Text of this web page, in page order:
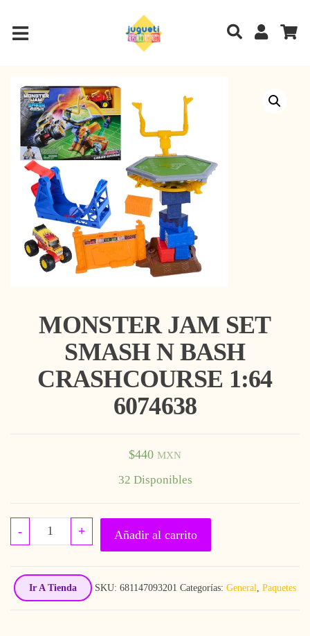
MONSTER JAM SET
SMASH N BASH
CRASHCOURSE 1:64
6074638
$440 MXN
32 Disponibles
- MONSTER JAM SET SMASH N BASH
+ Añadir al carrito
Ir A Tienda SKU: 681147093201 Categorías: General Paquetes